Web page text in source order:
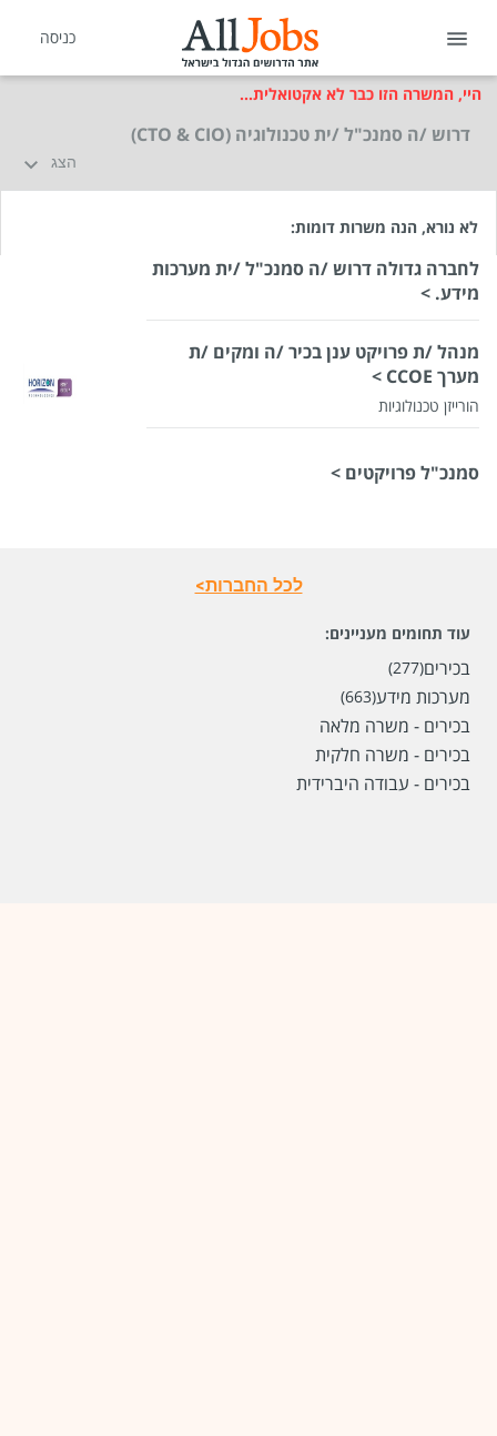
כניסה
היי, המשרה הזו כבר לא אקטואלית...
דרוש /ה סמנכ"ל /ית טכנולוגיה (CTO & CIO)
הצג
לא נורא, הנה משרות דומות:
לחברה גדולה דרוש /ה סמנכ"ל /ית מערכות
מידע. >
מנהל /ת פרויקט ענן בכיר /ה ומקים /ת
מערך CCOE >
הורייזן טכנולוגיות
סמנכ"ל פרויקטים >
לכל החברות>
עוד תחומים מעניינים:
בכירים(277)
מערכות מידע(663)
בכירים - משרה מלאה
בכירים - משרה חלקית
בכירים - עבודה היברידית